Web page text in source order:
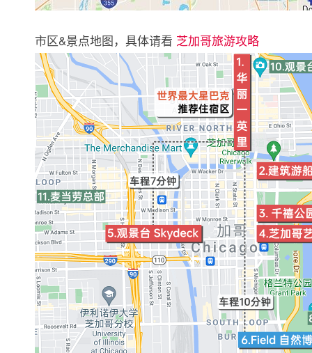
市区&景点地图，具体请看 芝加哥旅游攻略